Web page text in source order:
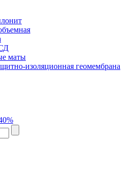
маты
изоляционная геомембрана